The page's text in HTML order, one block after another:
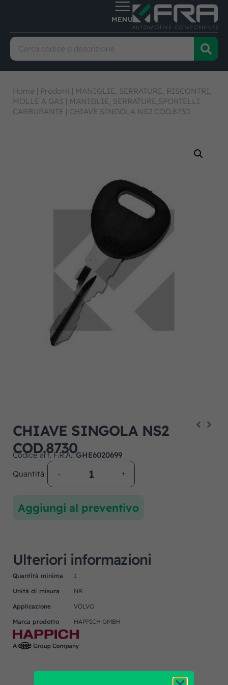
Home | Prodotti | MANIGLIE, SERRATURE, RISCONTRI,
MOLLE A GAS | MANIGLIE, SERRATURE,SPORTELLI
CARBURANTE | CHIAVE SINGOLA NS2 COD.8730
CHIAVE SINGOLA NS2
COD.8730
Codice art. F.R.A.:GHE6020699
Quantità
Aggiungi al preventivo
Ulteriori informazioni
Quantità minima
1
Unità di misura
NR
Applicazione
VOLVO
Marca prodotto
HAPPICH GMBH